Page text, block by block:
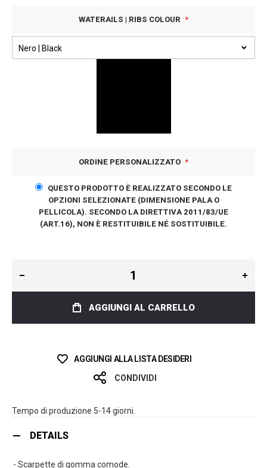
WATERAILS | RIBS COLOUR
ORDINE PERSONALIZZATO
QUESTO PRODOTTO È REALIZZATO SECONDO LE
OPZIONI SELEZIONATE (DIMENSIONE PALA O
PELLICOLA). SECONDO LA DIRETTIVA 2011/83/UE
(ART.16), NON È RESTITUIBILE NÉ SOSTITUIBILE.
AGGIUNGI AL CARRELLO
AGGIUNGI ALLA LISTA DESIDERI
CONDIVIDI
Tempo di produzione 5-14 giorni.
DETAILS
- Scarpette di gomma comode.